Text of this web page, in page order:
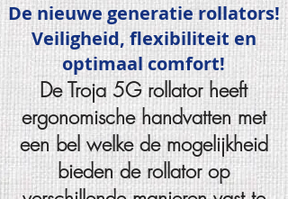
De nieuwe generatie rollators!
Veiligheid, flexibiliteit en
optimaal comfort!
De Troja 5G rollator heeft
ergonomische handvatten met
een bel welke de mogelijkheid
bieden de rollator op